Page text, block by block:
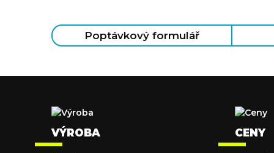
Poptávkový formulář
VÝROBA CENY